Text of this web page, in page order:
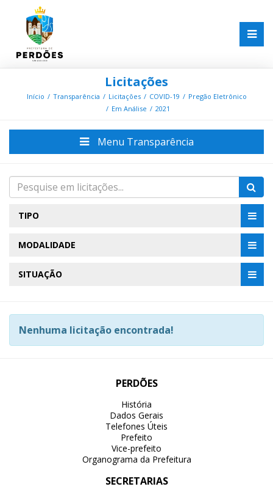
Licitações
Início Transparência Licitações COVID-19
Pregão Eletrônico
Em Análise
2021
Menu Transparência
TIPO
MODALIDADE
SITUAÇÃO
Nenhuma licitação encontrada!
PERDÕES
História
Dados Gerais
Telefones Úteis
Prefeito
Vice-prefeito
Organograma da Prefeitura
SECRETARIAS